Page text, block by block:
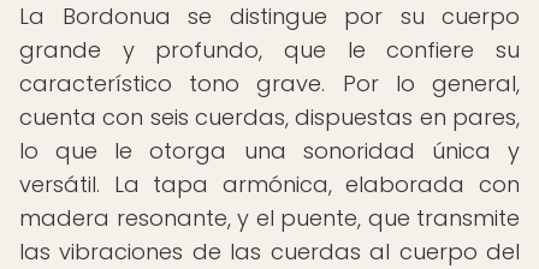
La Bordonua se distingue por su cuerpo
grande y profundo, que le confiere su
característico tono grave. Por lo general,
cuenta con seis cuerdas, dispuestas en pares,
lo que le otorga una sonoridad única y
versátil. La tapa armónica, elaborada con
madera resonante, y el puente, que transmite
las vibraciones de las cuerdas al cuerpo del